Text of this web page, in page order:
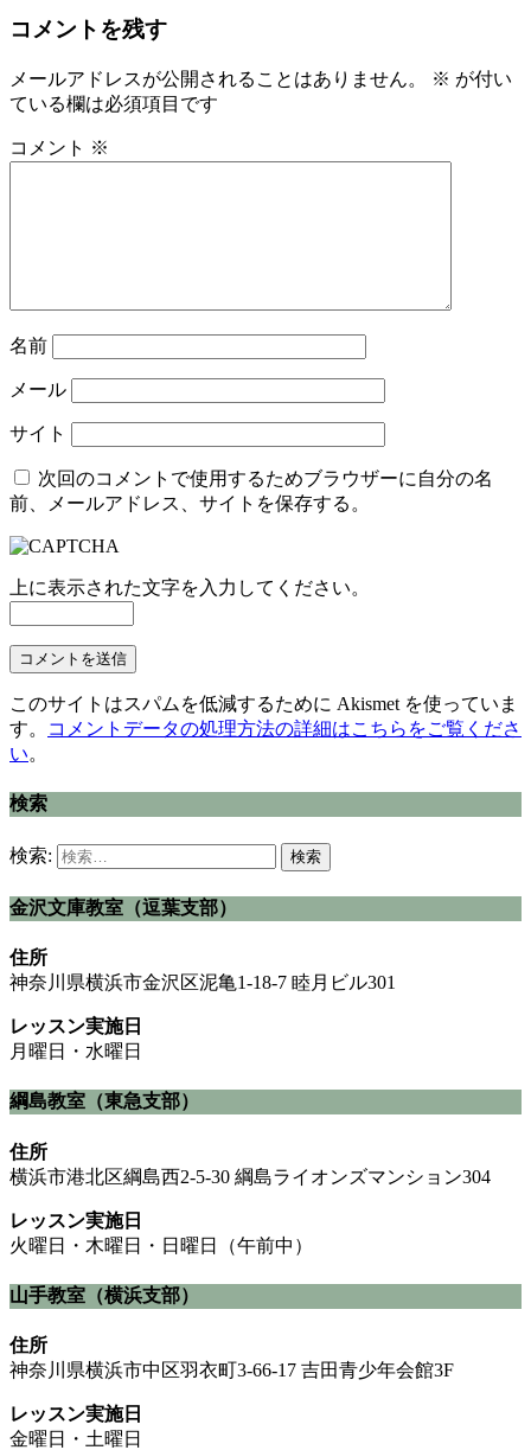
コメントを残す
メールアドレスが公開されることはありません。 ※ が付い
ている欄は必須項目です
コメント ※
名前
メール
サイト
次回のコメントで使用するためブラウザーに自分の名
前、メールアドレス、サイトを保存する。
上に表示された文字を入力してください。
このサイトはスパムを低減するために Akismet を使っていま
す。
コメントデータの処理方法の詳細はこちらをご覧くださ
い。
検索
検索:
金沢文庫教室（逗葉支部）
住所
神奈川県横浜市金沢区泥亀1-18-7 睦月ビル301
レッスン実施日
月曜日・水曜日
綱島教室（東急支部）
住所
横浜市港北区綱島西2-5-30 綱島ライオンズマンション304
レッスン実施日
火曜日・木曜日・日曜日（午前中）
山手教室（横浜支部）
住所
神奈川県横浜市中区羽衣町3-66-17 吉田青少年会館3F
レッスン実施日
金曜日・土曜日